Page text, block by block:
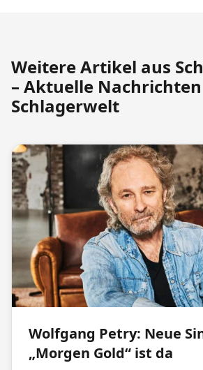
Weitere Artikel aus
– Aktuelle
Schlagerwelt
Wolfgang Petry: Neue
„Morgen Gold“ ist da